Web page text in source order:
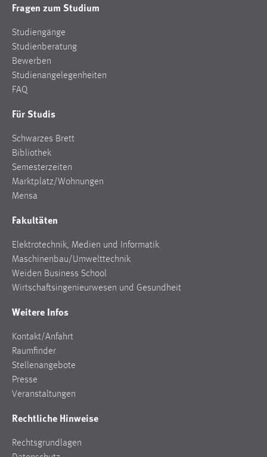
Fragen zum Studium
Studiengänge
Studienberatung
Bewerben
Studienangelegenheiten
FAQ
Für Studis
Schwarzes Brett
Bibliothek
Semesterzeiten
Marktplatz/Wohnungen
Mensa
Fakultäten
Elektrotechnik, Medien und Informatik
Maschinenbau/Umwelttechnik
Weiden Business School
Wirtschaftsingenieurwesen und Gesundheit
Weitere Infos
Kontakt/Anfahrt
Raumfinder
Stellenangebote
Presse
Veranstaltungen
Rechtliche Hinweise
Rechtsgrundlagen